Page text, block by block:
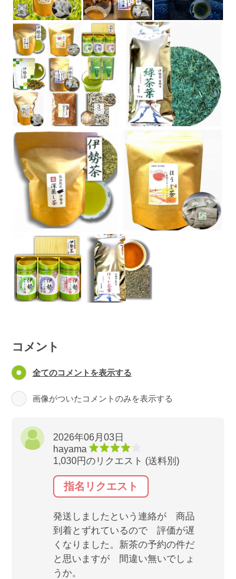
コメント
全てのコメントを表示する
画像がついたコメントのみを表示する
2026年06月03日
hayama
1,030円のリクエスト (送料別)
指名リクエスト
発送しましたという連絡が 商品
到着とずれているので 評価が遅
くなりました。新茶の予約の件だ
と思いますが 間違い無いでしょ
うか。